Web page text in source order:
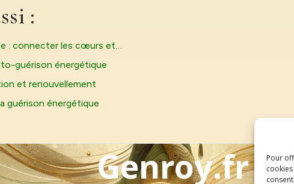
Pour
:
: connecter les cœurs et…
guérison énergétique
et renouvellement
guérison énergétique
Genroy.fr